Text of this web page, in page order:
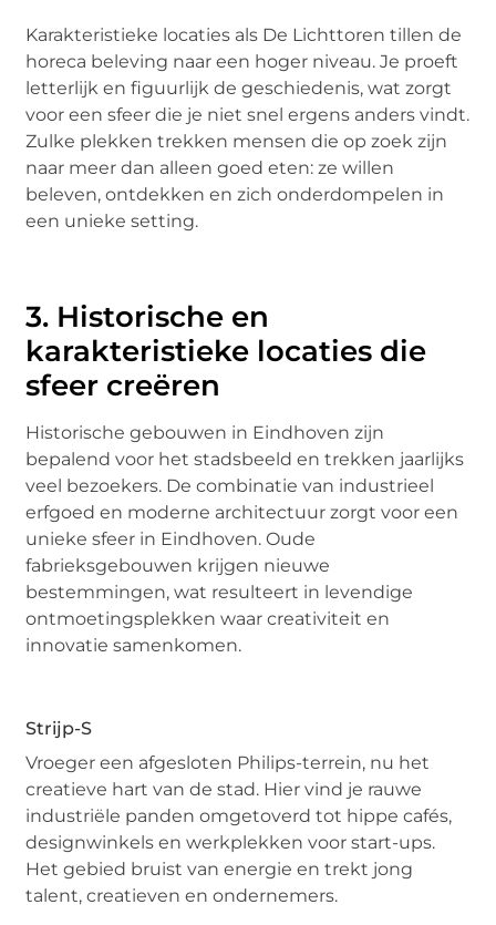
Karakteristieke locaties als De Lichttoren tillen de
horeca beleving naar een hoger niveau. Je proeft
letterlijk en figuurlijk de geschiedenis, wat zorgt
voor een sfeer die je niet snel ergens anders vindt.
Zulke plekken trekken mensen die op zoek zijn
naar meer dan alleen goed eten: ze willen
beleven, ontdekken en zich onderdompelen in
een unieke setting.
3. Historische en
karakteristieke locaties die
sfeer creëren
Historische gebouwen in Eindhoven zijn
bepalend voor het stadsbeeld en trekken jaarlijks
veel bezoekers. De combinatie van industrieel
erfgoed en moderne architectuur zorgt voor een
unieke sfeer in Eindhoven. Oude
fabrieksgebouwen krijgen nieuwe
bestemmingen, wat resulteert in levendige
ontmoetingsplekken waar creativiteit en
innovatie samenkomen.
Strijp-S
Vroeger een afgesloten Philips-terrein, nu het
creatieve hart van de stad. Hier vind je rauwe
industriële panden omgetoverd tot hippe cafés,
designwinkels en werkplekken voor start-ups.
Het gebied bruist van energie en trekt jong
talent, creatieven en ondernemers.